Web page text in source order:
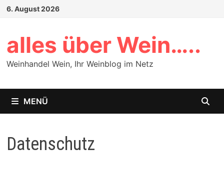
Zum
6. August 2026
alles über Wein…..
Weinhandel Wein, Ihr Weinblog im Netz
MENÜ
Datenschutz